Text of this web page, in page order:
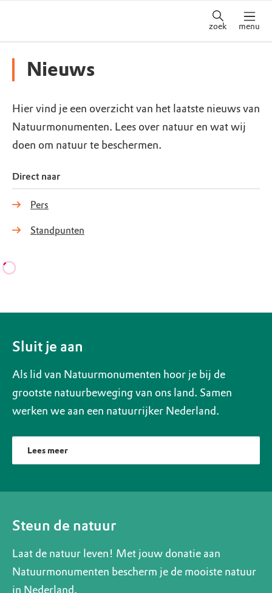
zoek menu
Nieuws
Hier vind je een overzicht van het laatste nieuws van
Natuurmonumenten. Lees over natuur en wat wij
doen om natuur te beschermen.
Direct naar
Pers
Standpunten
Sluit je aan
Als lid van Natuurmonumenten hoor je bij de
grootste natuurbeweging van ons land. Samen
werken we aan een natuurrijker Nederland.
Lees meer
Steun de natuur
Laat de natuur leven! Met jouw donatie aan
Natuurmonumenten bescherm je de mooiste natuur
in Nederland.